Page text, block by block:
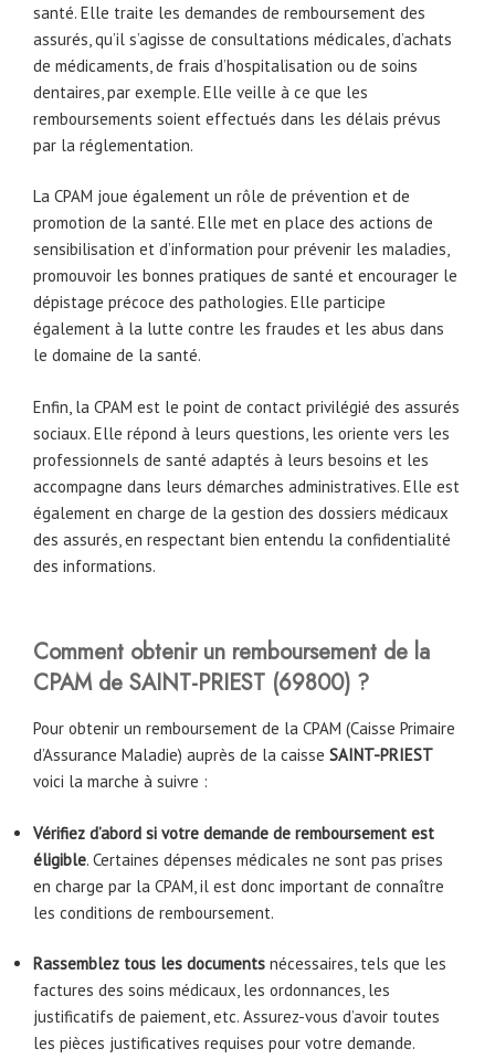
santé. Elle traite les demandes de remboursement des
assurés, qu’il s’agisse de consultations médicales, d’achats
de médicaments, de frais d’hospitalisation ou de soins
dentaires, par exemple. Elle veille à ce que les
remboursements soient effectués dans les délais prévus
par la réglementation.
La CPAM joue également un rôle de prévention et de
promotion de la santé. Elle met en place des actions de
sensibilisation et d’information pour prévenir les maladies,
promouvoir les bonnes pratiques de santé et encourager le
dépistage précoce des pathologies. Elle participe
également à la lutte contre les fraudes et les abus dans
le domaine de la santé.
Enfin, la CPAM est le point de contact privilégié des assurés
sociaux. Elle répond à leurs questions, les oriente vers les
professionnels de santé adaptés à leurs besoins et les
accompagne dans leurs démarches administratives. Elle est
également en charge de la gestion des dossiers médicaux
des assurés, en respectant bien entendu la confidentialité
des informations.
Comment obtenir un remboursement de la
CPAM de SAINT-PRIEST (69800) ?
Pour obtenir un remboursement de la CPAM (Caisse Primaire
d’Assurance Maladie) auprès de la caisse SAINT-PRIEST
voici la marche à suivre :
Vérifiez d’abord si votre demande de remboursement est
éligible. Certaines dépenses médicales ne sont pas prises
en charge par la CPAM, il est donc important de connaître
les conditions de remboursement.
Rassemblez tous les documents nécessaires, tels que les
factures des soins médicaux, les ordonnances, les
justificatifs de paiement, etc. Assurez-vous d’avoir toutes
les pièces justificatives requises pour votre demande.